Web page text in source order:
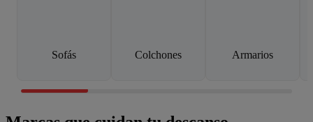
Sofás Colchones Armarios